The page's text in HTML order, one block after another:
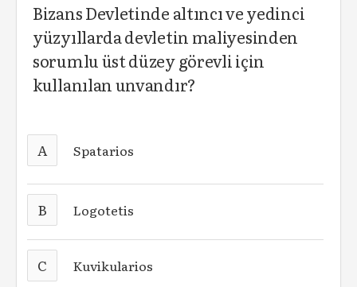
Bizans Devletinde altıncı ve yedinci
yüzyıllarda devletin maliyesinden
sorumlu üst düzey görevli için
kullanılan unvandır?
A Spatarios
B Logotetis
C Kuvikularios